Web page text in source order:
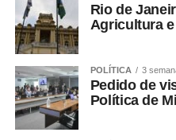
Rio de
Agricultura
POLÍTICA 3
Pedido de
Política de